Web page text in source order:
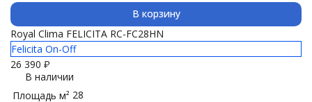
В корзину
Royal Clima FELICITA RC-FC28HN
Felicita On-Off
26 390 ₽
В наличии
Площадь м² 28